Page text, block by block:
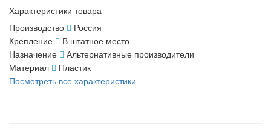
Характеристики товара
Производство
Россия
Крепление
В штатное место
Назначение
Альтернативные производители
Материал
Пластик
Посмотреть все характеристики